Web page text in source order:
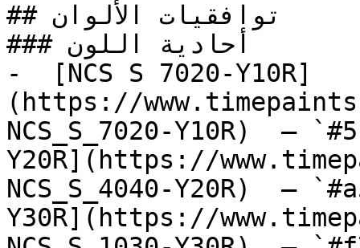
## توافقيات الألوان
### أحادية اللون
-  [NCS S 7020-Y10R]
(https://
NCS_S_7020-Y10R)  —
Y20R](https://
NCS_S_4040-Y20R)  —
Y30R](https://